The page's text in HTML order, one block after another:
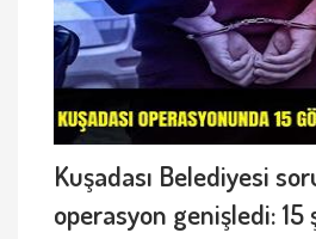
Kuşadası Belediyesi
operasyon genişledi: 15